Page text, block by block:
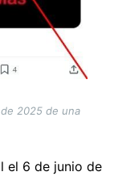
2025 de una
el 6 de junio de